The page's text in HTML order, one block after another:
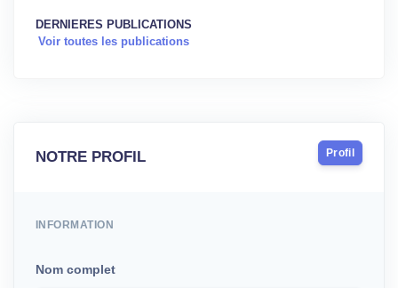
DERNIERES PUBLICATIONS
Voir toutes les publications
NOTRE PROFIL Profil
INFORMATION
Nom complet